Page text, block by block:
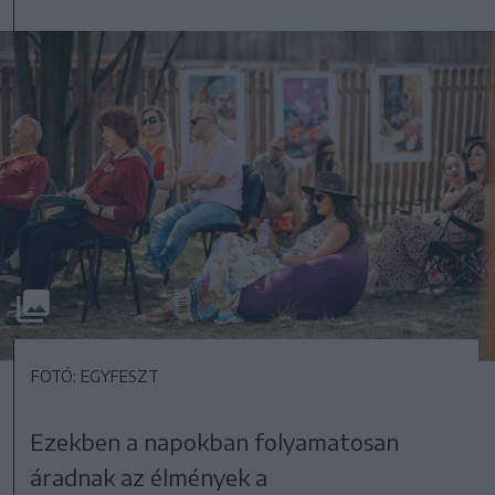
FOTÓ: EGYFESZT
Ezekben a napokban folyamatosan
áradnak az élmények a